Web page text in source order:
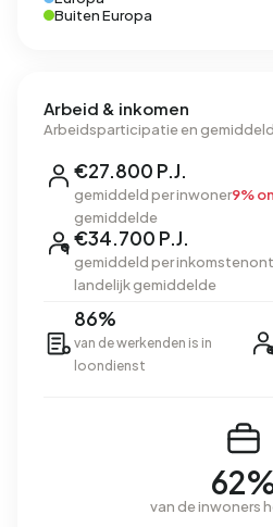
Buiten Europa
Arbeid & inkomen
Arbeidsparticipatie en
€27.800 P.J.
gemiddeld per inwoner9%
gemiddelde
€34.700 P.J.
gemiddeld per
landelijk gemiddelde
86%
van de werkenden is in
loondienst
van de inwoners